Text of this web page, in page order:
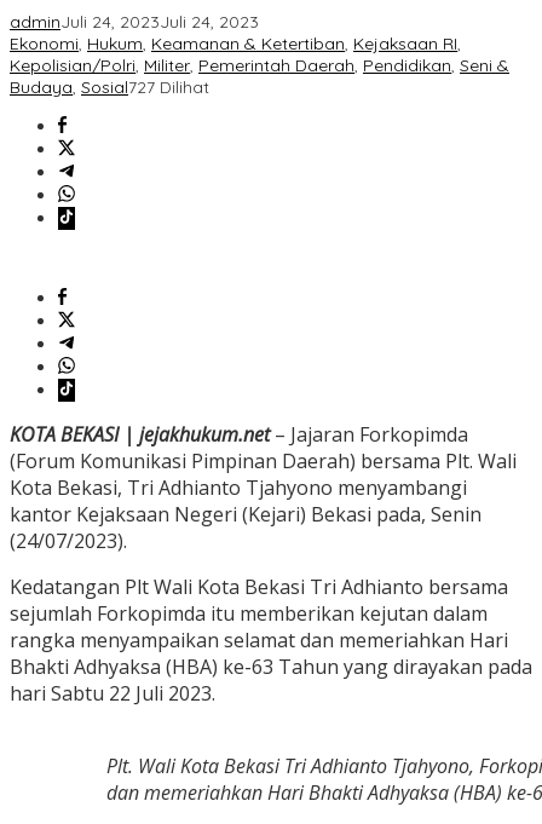
adminJuli 24, 2023Juli 24, 2023
Ekonomi, Hukum, Keamanan & Ketertiban, Kejaksaan RI,
Kepolisian/Polri, Militer, Pemerintah Daerah, Pendidikan, Seni &
Budaya, Sosial727 Dilihat
KOTA BEKASI | jejakhukum.net– Jajaran Forkopimda
(Forum Komunikasi Pimpinan Daerah) bersama Plt. Wali
Kota Bekasi, Tri Adhianto Tjahyono menyambangi
kantor Kejaksaan Negeri (Kejari) Bekasi pada, Senin
(24/07/2023).
Kedatangan Plt Wali Kota Bekasi Tri Adhianto bersama
sejumlah Forkopimda itu memberikan kejutan dalam
rangka menyampaikan selamat dan memeriahkan Hari
Bhakti Adhyaksa (HBA) ke-63 Tahun yang dirayakan pada
hari Sabtu 22 Juli 2023.
Plt. Wali Kota Bekasi Tri Adhianto Tjahyono,
dan memeriahkan Hari Bhakti Adhyaksa (HBA)